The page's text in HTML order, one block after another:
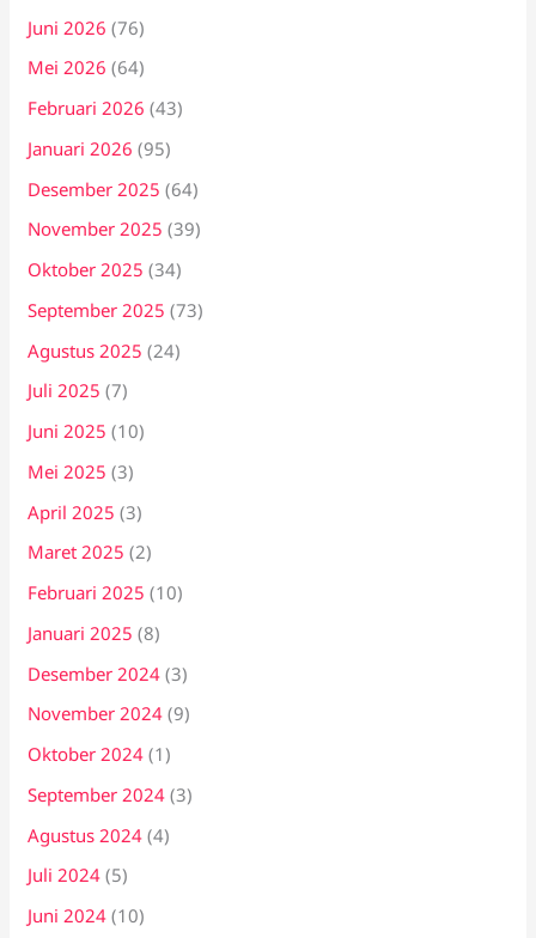
Juni 2026 (76)
Mei 2026 (64)
Februari 2026 (43)
Januari 2026 (95)
Desember 2025 (64)
November 2025 (39)
Oktober 2025 (34)
September 2025 (73)
Agustus 2025 (24)
Juli 2025 (7)
Juni 2025 (10)
Mei 2025 (3)
April 2025 (3)
Maret 2025 (2)
Februari 2025 (10)
Januari 2025 (8)
Desember 2024 (3)
November 2024 (9)
Oktober 2024 (1)
September 2024 (3)
Agustus 2024 (4)
Juli 2024 (5)
Juni 2024 (10)